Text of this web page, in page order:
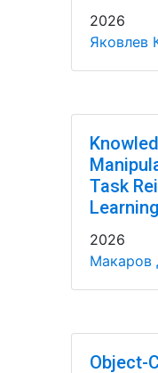
2026
Яковлев
Task
Learning
2026
Макаров
Object-